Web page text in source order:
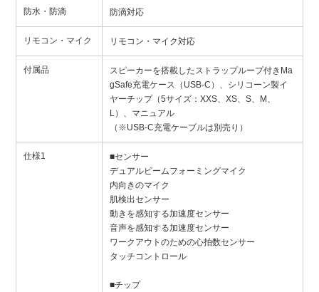
防水・防滴 防滴対応
リモコン・マイク リモコン・マイク対応
付属品
スピーカーを搭載したストラップループ付きMa
gSafe充電ケース（USB-C）、シリコーン製イ
ヤーチップ（5サイズ：XXS、XS、S、M、
L）、マニュアル
（※USB-C充電ケーブルは別売り）
仕様1
■センサー
デュアルビームフォーミングマイク
内向きのマイク
肌検出センサー
動きを感知する加速度センサー
音声を感知する加速度センサー
ワークアウトのための心拍数センサー
タッチコントロール
■チップ